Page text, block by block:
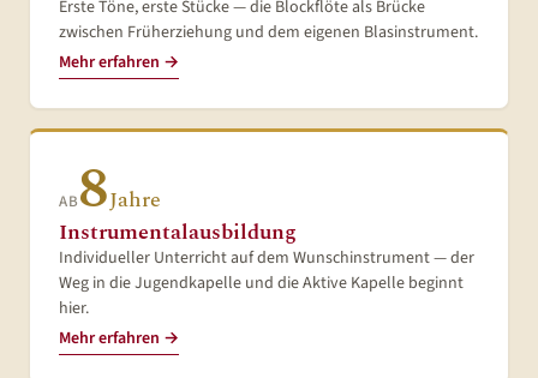
Erste Töne, erste Stücke — die Blockflöte als Brücke
zwischen Früherziehung und dem eigenen Blasinstrument.
Mehr erfahren →
AB8Jahre
Instrumentalausbildung
Individueller Unterricht auf dem Wunschinstrument — der
Weg in die Jugendkapelle und die Aktive Kapelle beginnt
hier.
Mehr erfahren →